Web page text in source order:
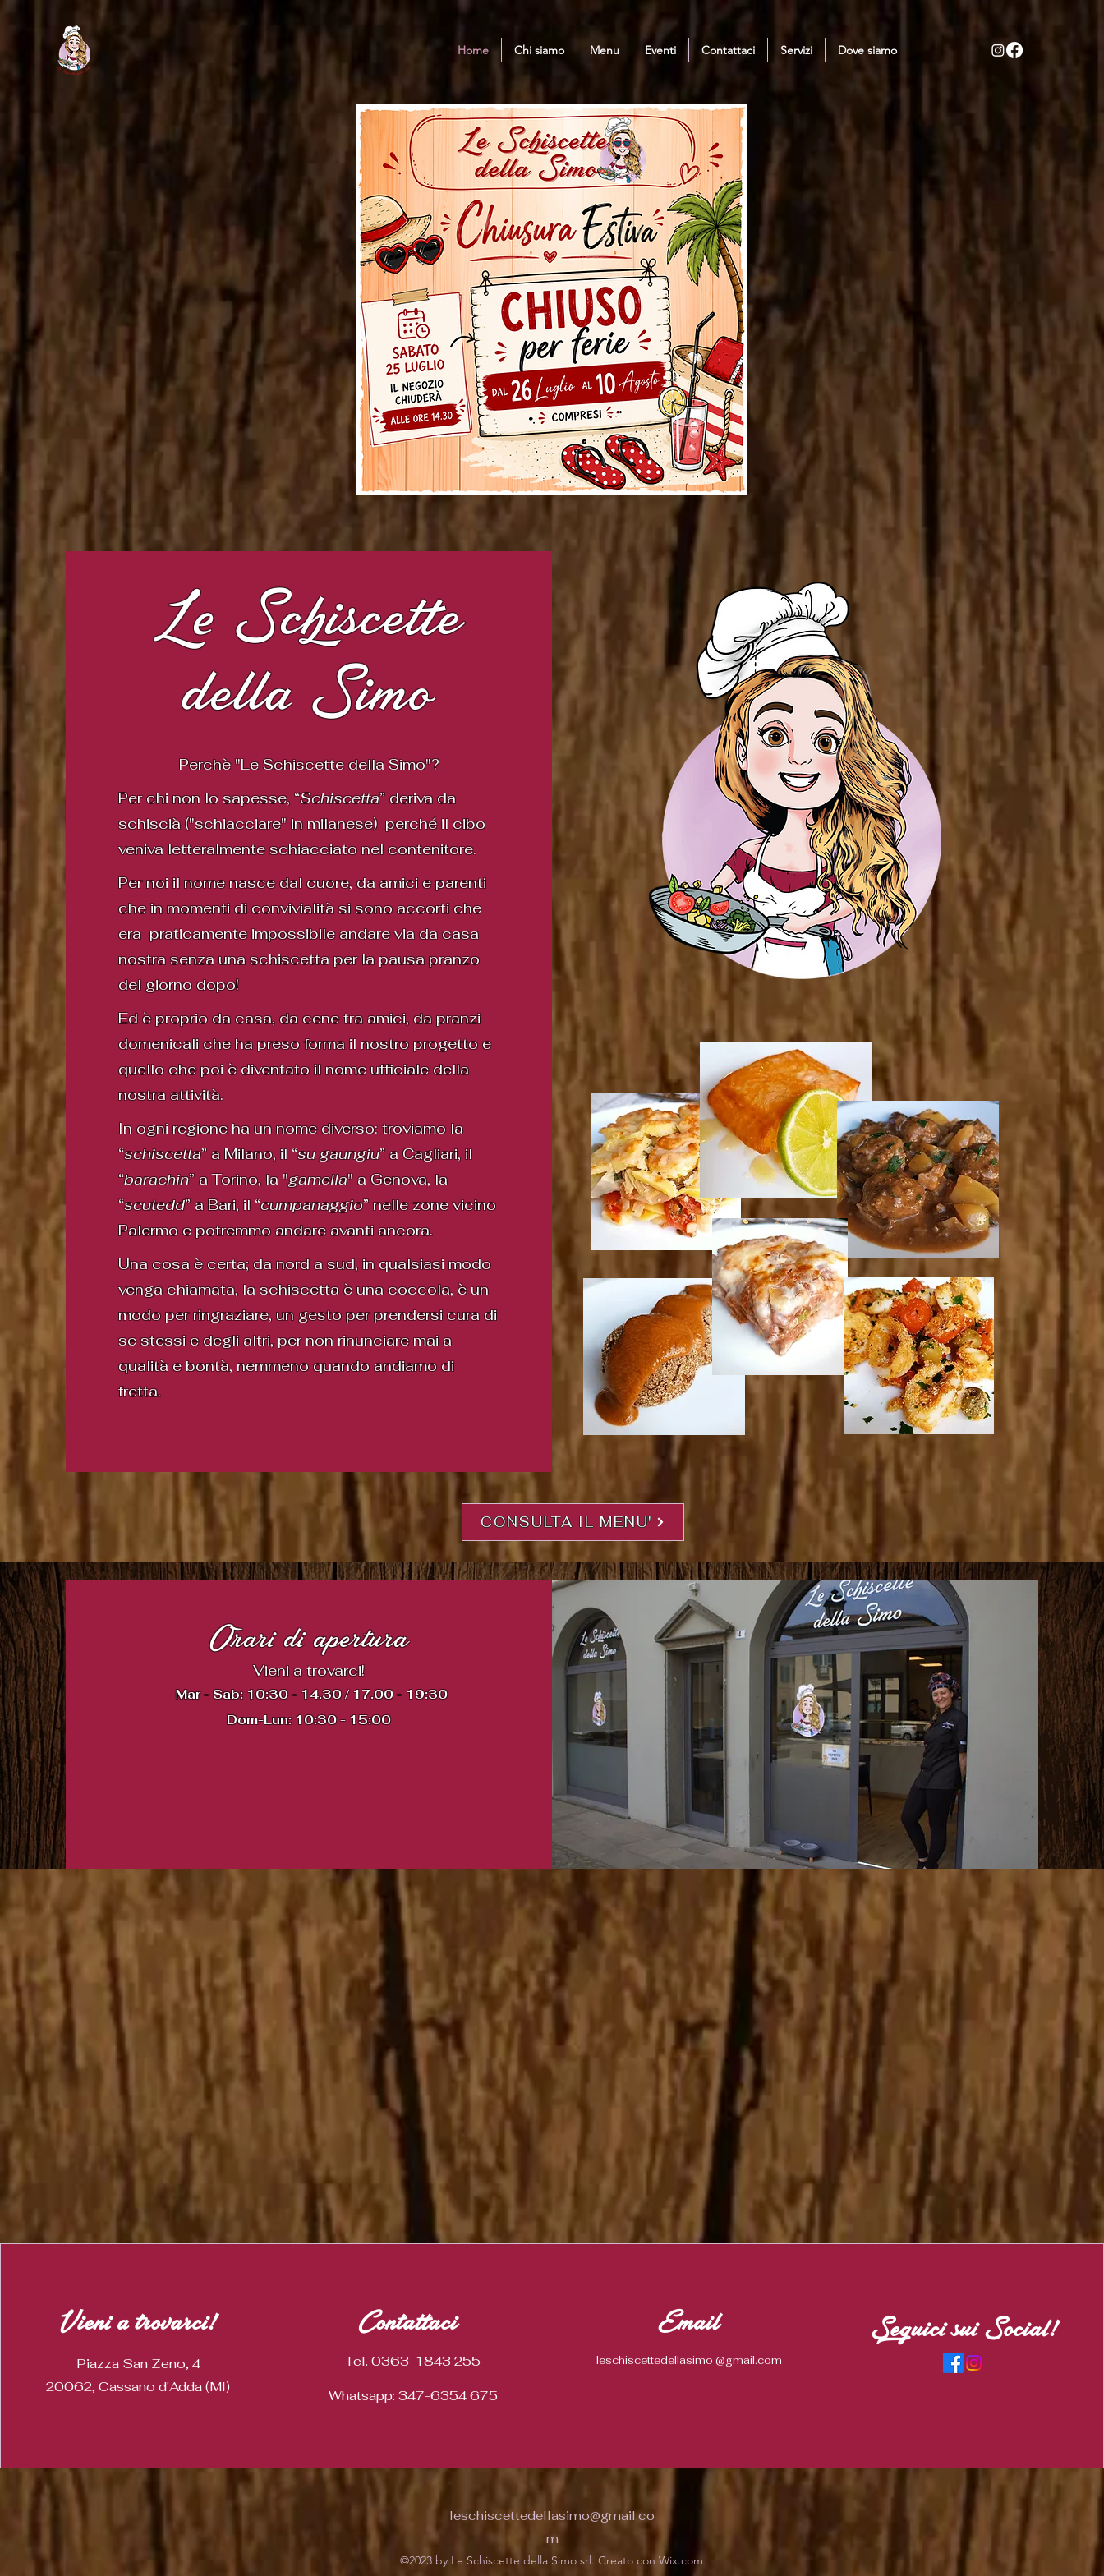
Home Chi siamo Menu Eventi Contattaci Servizi Dove siamo
Le Schiscette
della Simo
Perchè "Le Schiscette della Simo"?
Per chi non lo sapesse, “Schiscetta” deriva da
schiscià ("schiacciare" in milanese) perché il cibo
veniva letteralmente schiacciato nel contenitore.
Per noi il nome nasce dal cuore, da amici e parenti
che in momenti di convivialità si sono accorti che
era praticamente impossibile andare via da casa
nostra senza una schiscetta per la pausa pranzo
del giorno dopo!
Ed è proprio da casa, da cene tra amici, da pranzi
domenicali che ha preso forma il nostro progetto e
quello che poi è diventato il nome ufficiale della
nostra attività.
In ogni regione ha un nome diverso: troviamo la
“schiscetta” a Milano, il “su gaungiu” a Cagliari, il
“barachin” a Torino, la "gamella" a Genova, la
“scutedd” a Bari, il “cumpanaggio” nelle zone vicino
Palermo e potremmo andare avanti ancora.
Una cosa è certa; da nord a sud, in qualsiasi modo
venga chiamata, la schiscetta è una coccola, è un
modo per ringraziare, un gesto per prendersi cura di
se stessi e degli altri, per non rinunciare mai a
qualità e bontà, nemmeno quando andiamo di
fretta.
CONSULTA IL MENU'
Orari di apertura
Vieni a trovarci!
Mar - Sab: 10:30 - 14.30 / 17.00 - 19:30
Dom-Lun: 10:30 - 15:00
Vieni a trovarci!
Piazza San Zeno, 4
20062, Cassano d'Adda (MI)
Contattaci
Tel. 0363-1843 255
Whatsapp: 347-6354 675
Email
leschiscettedellasimo @gmail.com
Seguici sui Social!
leschiscettedellasimo@gmail.co
m
©2023 by Le Schiscette della Simo srl. Creato con Wix.com